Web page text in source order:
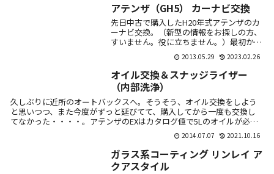
アテンザ（GH5） カーナビ交換
先日中古で購入したH20年式アテンザのカ
ーナビ交換。（新型の情報をお探しの方、
すいません。役に立ちません。）最初から
20万以上はしたと思われる組み込み式のナ
ビがついていたのだけど・・・・古臭いと
いうか...
2013.05.29 2023.02.26
オイル交換＆スナッジライザー
（内部洗浄）
久しぶりに近所のオートバックスへ。そうそう、オイル交換をしよう
と思いつつ、また今度がずっと延びてて、購入してから一度も交換し
てなかった・・・・。アテンザのEXはカタログ値で5Lのオイルが必
2014.07.07 2021.10.16
ガラス系コーティング リンレイ ア
クアスタイル